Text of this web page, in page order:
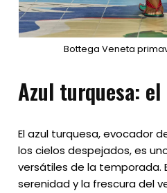
Bottega Veneta
Azul turquesa:
El azul turquesa, evocador
los cielos despejados, es
versátiles de la temporada.
serenidad y la frescura del